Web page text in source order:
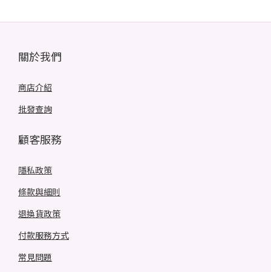
關於我們
商店介紹
批發查詢
顧客服務
隱私政策
條款與細則
退換貨政策
付款服務方式
常見問題